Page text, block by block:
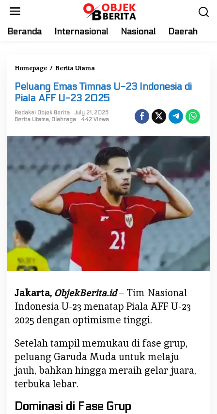
Beranda Internasional Nasional Daerah
Homepage / Berita Utama
l
u
a
n
g
E
m
a
s
T
i
m
3
d
n
e
s
d
Peluang Emas Timnas U-23 Indonesia di
Piala AFF U-23 2025
Redaksi Objek Berita
July 21, 2025
Berita Utama, Olahraga 442 Views
Jakarta, ObjekBerita.id– Tim Nasional
Indonesia U-23 menatap Piala AFF U-23
2025 dengan optimisme tinggi.
Setelah tampil memukau di fase grup,
peluang Garuda Muda untuk melaju
jauh, bahkan hingga meraih gelar juara,
terbuka lebar.
Dominasi di Fase Grup